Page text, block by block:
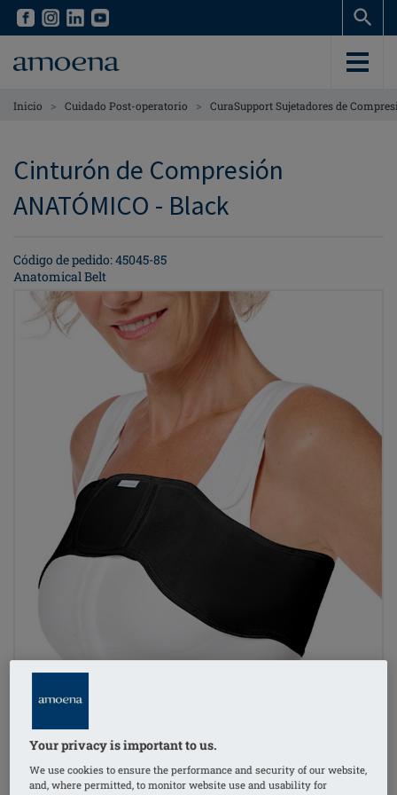
Skip
content
Skip
content
Inicio > Cuidado Post-operatorio > CuraSupport Sujetadores de
Cinturón de Compresión
ANATÓMICO - Black
Código de pedido: 45045-85
Anatomical Belt
Your privacy is important to us.
We use cookies to ensure the performance and security of our website,
and, where permitted, to monitor website use and usability for